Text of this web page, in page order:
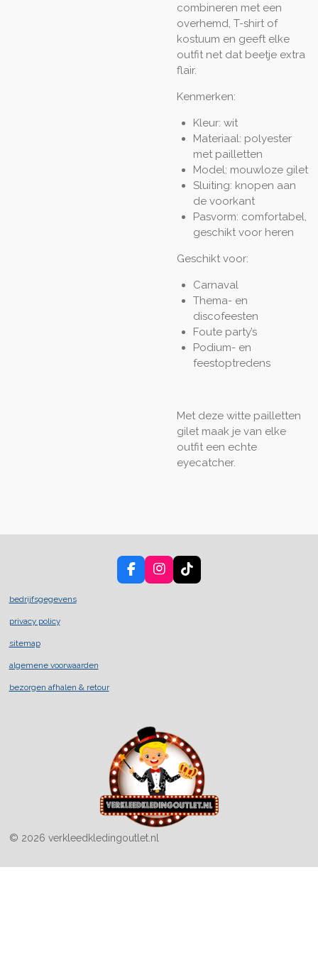
combineren met een
overhemd, T-shirt of
kostuum en geeft elke
outfit net dat beetje extra
flair.
Kenmerken:
Kleur: wit
Materiaal: polyester
met pailletten
Model: mouwloze gilet
Sluiting: knopen aan
de voorkant
Pasvorm: comfortabel,
geschikt voor heren
Geschikt voor:
Carnaval
Thema- en
discofeesten
Foute party’s
Podium- en
feestoptredens
Met deze witte pailletten
gilet maak je van elke
outfit een echte
eyecatcher.
F
a
I
n
T
i
bedrijfsgegevens
privacy policy
sitemap
algemene voorwaarden
bezorgen afhalen & retour
© 2026 verkleedkledingoutlet.nl